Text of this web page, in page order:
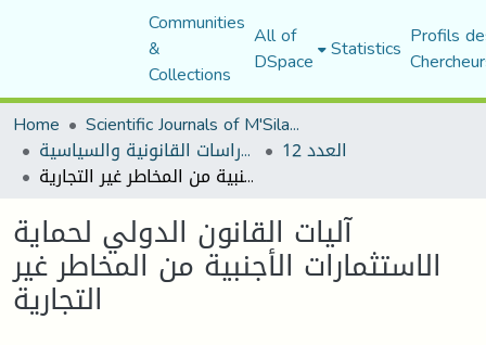
Communities
&
Collections
All of
DSpace Statistics Profils
Home
Scientific Journals of M'Sila University
مجلة الأستاذ الباحث للدراسات القانونية والسياسية العدد 12
آليات القانون الدولي لحماية الاستثمارات الأجنبية من المخاطر غير التجارية
آليات القانون الدولي لحماية
الاستثمارات الأجنبية من المخاطر غير
التجارية